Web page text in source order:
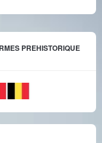
PREHISTORIQUE